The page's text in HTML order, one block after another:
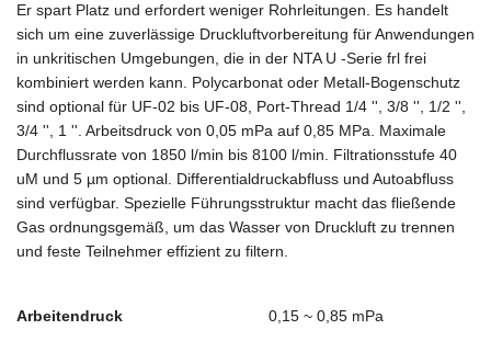
Er spart Platz und erfordert weniger Rohrleitungen. Es handelt
sich um eine zuverlässige Druckluftvorbereitung für Anwendungen
in unkritischen Umgebungen, die in der NTA U -Serie frl frei
kombiniert werden kann. Polycarbonat oder Metall-Bogenschutz
sind optional für UF-02 bis UF-08, Port-Thread 1/4 '', 3/8 '', 1/2 '',
3/4 '', 1 ''. Arbeitsdruck von 0,05 mPa auf 0,85 MPa. Maximale
Durchflussrate von 1850 l/min bis 8100 l/min. Filtrationsstufe 40
uM und 5 µm optional. Differentialdruckabfluss und Autoabfluss
sind verfügbar. Spezielle Führungsstruktur macht das fließende
Gas ordnungsgemäß, um das Wasser von Druckluft zu trennen
und feste Teilnehmer effizient zu filtern.
Arbeitendruck 0,15 ~ 0,85 mPa